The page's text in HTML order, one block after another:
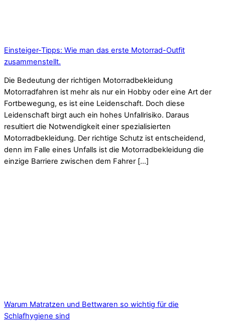
Einsteiger-Tipps: Wie man das erste Motorrad-Outfit
zusammenstellt.
Die Bedeutung der richtigen Motorradbekleidung
Motorradfahren ist mehr als nur ein Hobby oder eine Art der
Fortbewegung, es ist eine Leidenschaft. Doch diese
Leidenschaft birgt auch ein hohes Unfallrisiko. Daraus
resultiert die Notwendigkeit einer spezialisierten
Motorradbekleidung. Der richtige Schutz ist entscheidend,
denn im Falle eines Unfalls ist die Motorradbekleidung die
einzige Barriere zwischen dem Fahrer […]
Warum Matratzen und Bettwaren so wichtig für die
Schlafhygiene sind